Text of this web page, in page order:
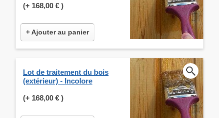
(+ 168,00 € )
+ Ajouter au panier
Lot de traitement du bois
(extérieur) - Incolore
(+ 168,00 € )